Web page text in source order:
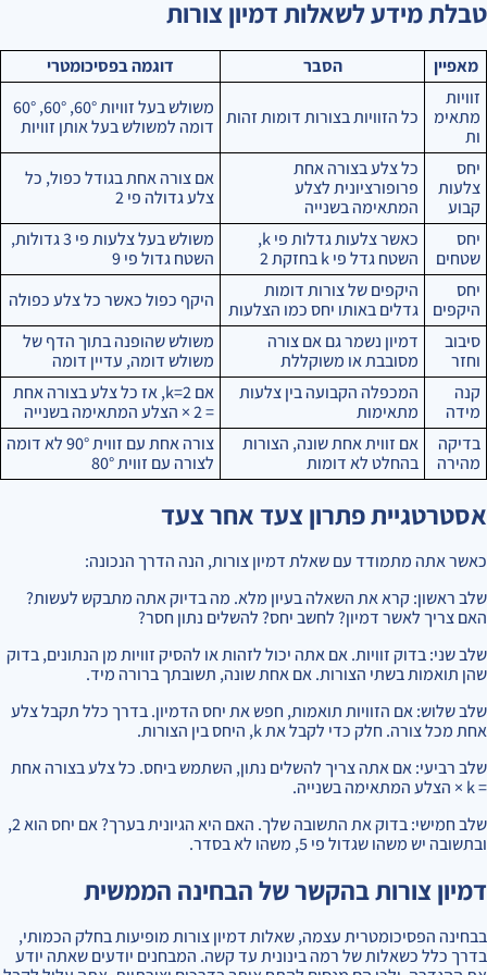
טבלת מידע לשאלות דמיון צורות
מאפיין הסבר
דוגמה בפסיכומטרי
זוויות
מתאימ
ות
כל הזוויות בצורות דומות זהות
משולש בעל זוויות 60°, 60°, 60°
דומה למשולש בעל אותן זוויות
יחס
צלעות
קבוע
כל צלע בצורה אחת
פרופורציונית לצלע
המתאימה בשנייה
אם צורה אחת בגודל כפול, כל
צלע גדולה פי 2
יחס
שטחים
כאשר צלעות גדלות פי k,
השטח גדל פי k בחזקת 2
משולש בעל צלעות פי 3 גדולות,
השטח גדול פי 9
יחס
היקפים
היקפים של צורות דומות
גדלים באותו יחס כמו הצלעות
היקף כפול כאשר כל צלע כפולה
סיבוב
וחזר
דמיון נשמר גם אם צורה
מסובבת או משוקללת
משולש שהופנה בתוך הדף של
משולש דומה, עדיין דומה
קנה
מידה
המכפלה הקבועה בין צלעות
מתאימות
אם k=2, אז כל צלע בצורה אחת
= 2 × הצלע המתאימה בשנייה
בדיקה
מהירה
אם זווית אחת שונה, הצורות
בהחלט לא דומות
צורה אחת עם זווית 90° לא דומה
לצורה עם זווית 80°
אסטרטגיית פתרון צעד אחר צעד
כאשר אתה מתמודד עם שאלת דמיון צורות, הנה הדרך הנכונה:
שלב ראשון: קרא את השאלה בעיון מלא. מה בדיוק אתה מתבקש לעשות?
האם צריך לאשר דמיון? לחשב יחס? להשלים נתון חסר?
שלב שני: בדוק זוויות. אם אתה יכול לזהות או להסיק זוויות מן הנתונים, בדוק
שהן תואמות בשתי הצורות. אם אחת שונה, תשובתך ברורה מיד.
שלב שלוש: אם הזוויות תואמות, חפש את יחס הדמיון. בדרך כלל תקבל צלע
אחת מכל צורה. חלק כדי לקבל את k, היחס בין הצורות.
שלב רביעי: אם אתה צריך להשלים נתון, השתמש ביחס. כל צלע בצורה אחת
= k × הצלע המתאימה בשנייה.
שלב חמישי: בדוק את התשובה שלך. האם היא הגיונית בערך? אם יחס הוא 2,
ובתשובה יש משהו שגדול פי 5, משהו לא בסדר.
דמיון צורות בהקשר של הבחינה הממשית
בבחינה הפסיכומטרית עצמה, שאלות דמיון צורות מופיעות בחלק הכמותי,
בדרך כלל כשאלות של רמה בינונית עד קשה. המבחנים יודעים שאתה יודע